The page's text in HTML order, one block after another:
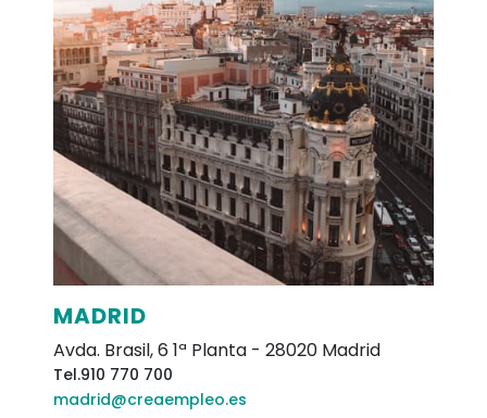
MADRID
Avda. Brasil, 6 1ª Planta -28020 Madrid
Tel.910 770 700
madrid@creaempleo.es